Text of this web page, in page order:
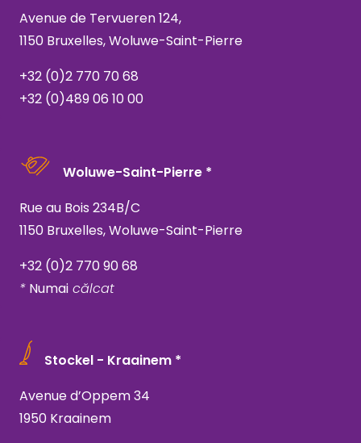
Avenue de Tervueren 124,
1150 Bruxelles, Woluwe-Saint-Pierre
+32 (0)2 770 70 68
+32 (0)489 06 10 00
Woluwe-Saint-Pierre *
Rue au Bois 234B/C
1150 Bruxelles, Woluwe-Saint-Pierre
+32 (0)2 770 90 68
* Numai călcat
Stockel - Kraainem *
Avenue d’Oppem 34
1950 Kraainem